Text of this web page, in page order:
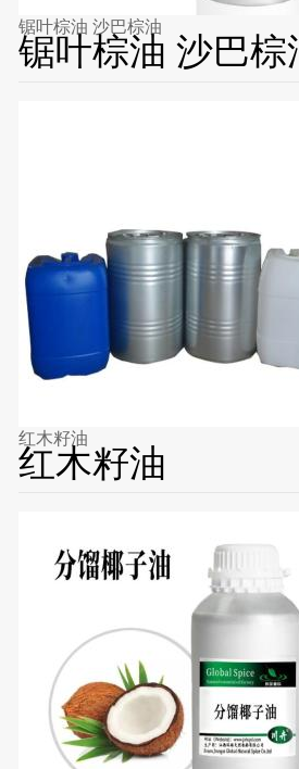
锯叶棕油 沙巴棕油
锯叶棕油 沙巴棕
红木籽油
红木籽油